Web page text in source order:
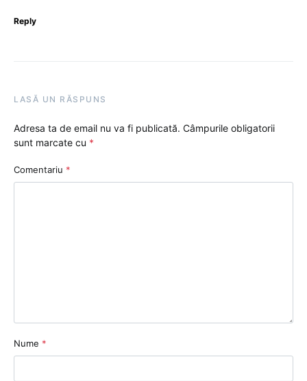
Reply
LASĂ UN RĂSPUNS
Adresa ta de email nu va fi publicată. Câmpurile obligatorii
sunt marcate cu *
Comentariu *
Nume *